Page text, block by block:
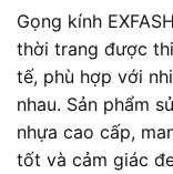
Gọng kính
thời trang được
tế, phù hợp với
nhau. Sản phẩm
nhựa cao cấp,
tốt và cảm giác